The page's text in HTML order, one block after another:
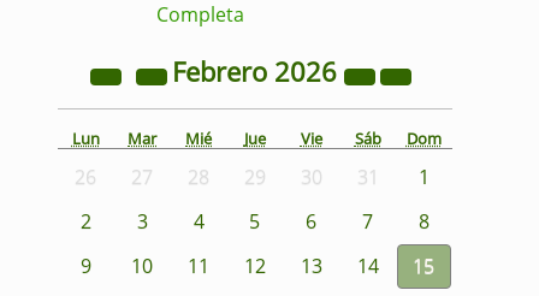
Completa
Febrero 2026
Lun Mar Mié Jue Vie Sáb Dom
26 27 28 29 30 31
1
2
3 4 5 6 7
8
9
10 11 12 13 14
15